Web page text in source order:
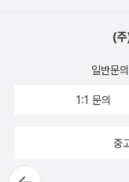
뒤로가
(
일반문
1:1 문의
중